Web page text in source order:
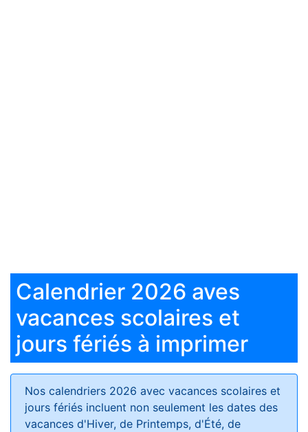
Calendrier 2026 aves
vacances scolaires et
jours fériés à imprimer
Nos calendriers 2026 avec vacances scolaires et
jours fériés incluent non seulement les dates des
vacances d'Hiver, de Printemps, d'Été, de